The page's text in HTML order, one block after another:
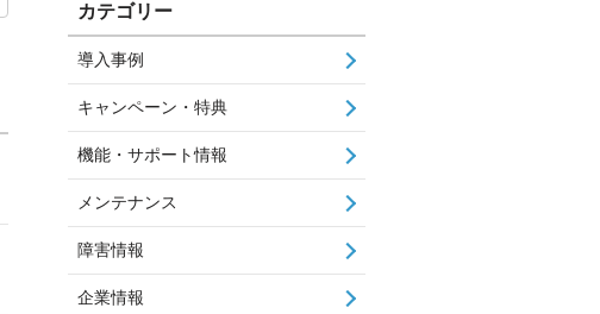
カテゴリー
導入事例
キャンペーン・特典
機能・サポート情報
メンテナンス
障害情報
企業情報